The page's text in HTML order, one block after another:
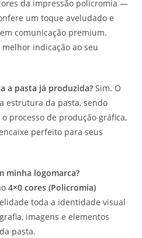
da impressão policromia —
um toque aveludado e
comunicação premium.
indicação ao seu
a pasta já produzida? Sim. O
estrutura da pasta, sendo
processo de produção gráfica,
perfeito para seus
minha logomarca?
4×0 cores (Policromia)
toda a identidade visual
imagens e elementos
pasta.